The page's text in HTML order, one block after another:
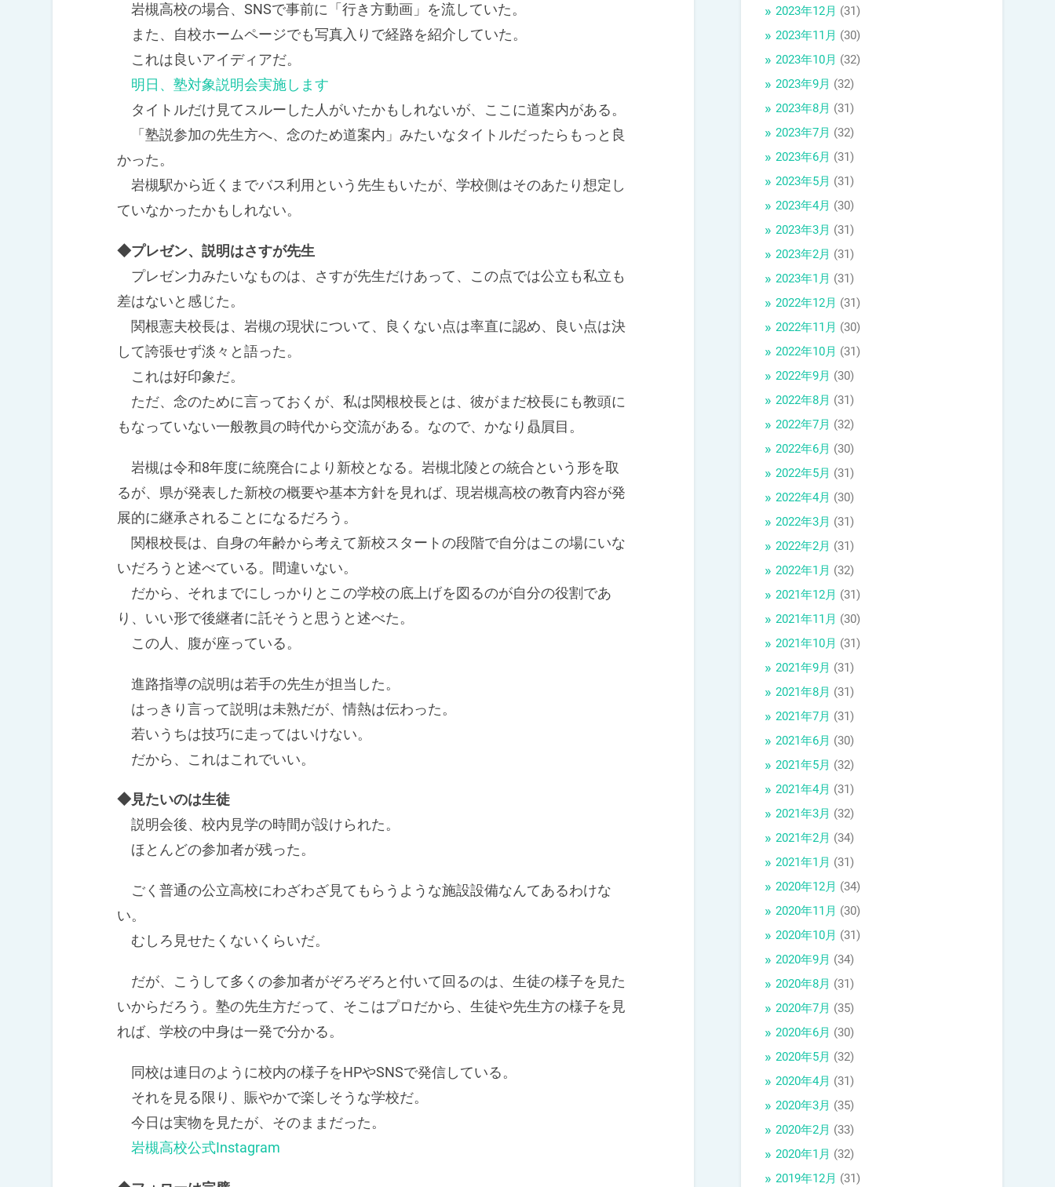
岩槻高校の場合、SNSで事前に「行き方動画」を流していた。
また、自校ホームページでも写真入りで経路を紹介していた。
これは良いアイディアだ。
明日、塾対象説明会実施します
タイトルだけ見てスルーした人がいたかもしれないが、ここに道案内がある。
「塾説参加の先生方へ、念のため道案内」みたいなタイトルだったらもっと良
かった。
岩槻駅から近くまでバス利用という先生もいたが、学校側はそのあたり想定し
ていなかったかもしれない。
◆プレゼン、説明はさすが先生
プレゼン力みたいなものは、さすが先生だけあって、この点では公立も私立も
差はないと感じた。
関根憲夫校長は、岩槻の現状について、良くない点は率直に認め、良い点は決
して誇張せず淡々と語った。
これは好印象だ。
ただ、念のために言っておくが、私は関根校長とは、彼がまだ校長にも教頭に
もなっていない一般教員の時代から交流がある。なので、かなり贔屓目。
岩槻は令和8年度に統廃合により新校となる。岩槻北陵との統合という形を取
るが、県が発表した新校の概要や基本方針を見れば、現岩槻高校の教育内容が発
展的に継承されることになるだろう。
関根校長は、自身の年齢から考えて新校スタートの段階で自分はこの場にいな
いだろうと述べている。間違いない。
だから、それまでにしっかりとこの学校の底上げを図るのが自分の役割であ
り、いい形で後継者に託そうと思うと述べた。
この人、腹が座っている。
進路指導の説明は若手の先生が担当した。
はっきり言って説明は未熟だが、情熱は伝わった。
若いうちは技巧に走ってはいけない。
だから、これはこれでいい。
◆見たいのは生徒
説明会後、校内見学の時間が設けられた。
ほとんどの参加者が残った。
ごく普通の公立高校にわざわざ見てもらうような施設設備なんてあるわけな
い。
むしろ見せたくないくらいだ。
だが、こうして多くの参加者がぞろぞろと付いて回るのは、生徒の様子を見た
いからだろう。塾の先生方だって、そこはプロだから、生徒や先生方の様子を見
れば、学校の中身は一発で分かる。
同校は連日のように校内の様子をHPやSNSで発信している。
それを見る限り、賑やかで楽しそうな学校だ。
今日は実物を見たが、そのままだった。
岩槻高校公式Instagram
2023年12月 (31)
2023年11月 (30)
2023年10月 (32)
2023年9月 (32)
2023年8月 (31)
2023年7月 (32)
2023年6月 (31)
2023年5月 (31)
2023年4月 (30)
2023年3月 (31)
2023年2月 (31)
2023年1月 (31)
2022年12月 (31)
2022年11月 (30)
2022年10月 (31)
2022年9月 (30)
2022年8月 (31)
2022年7月 (32)
2022年6月 (30)
2022年5月 (31)
2022年4月 (30)
2022年3月 (31)
2022年2月 (31)
2022年1月 (32)
2021年12月 (31)
2021年11月 (30)
2021年10月 (31)
2021年9月 (31)
2021年8月 (31)
2021年7月 (31)
2021年6月 (30)
2021年5月 (32)
2021年4月 (31)
2021年3月 (32)
2021年2月 (34)
2021年1月 (31)
2020年12月 (34)
2020年11月 (30)
2020年10月 (31)
2020年9月 (34)
2020年8月 (31)
2020年7月 (35)
2020年6月 (30)
2020年5月 (32)
2020年4月 (31)
2020年3月 (35)
2020年2月 (33)
2020年1月 (32)
2019年12月 (31)